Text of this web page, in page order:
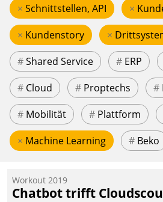
× Schnittstellen, API ×
× Kundenstory ×
#Shared Service # ERP
# Cloud # Proptechs #
# Mobilität # Plattform
× Machine Learning # Beko
Workout 2019
Chatbot trifft